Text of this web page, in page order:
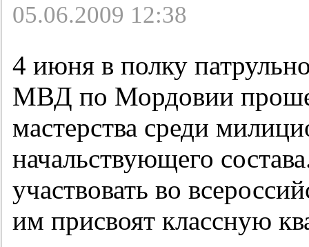
05.06.2009 12:38
4 июня в полку
МВД по Мордовии
мастерства среди
начальствующего
участвовать во
им присвоят классную